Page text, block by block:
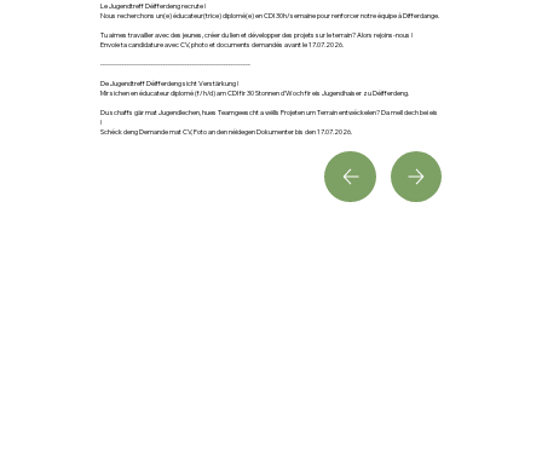
Le Jugendtreff Déifferdeng recrute !
Nous recherchons un(e) éducateur(trice) diplomé(e) en CDI 30h/semaine pour renforcer notre équipe à Differdange.
Tu aimes travailler avec des jeunes, créer du lien et développer des projets sur le terrain? Alors rejoins-nous !
Envoie ta candidature avec CV, photo et documents demandés avant le 17.07.2026.
--------------------------------------------------------------
De Jugendtreff Déifferdeng sicht Verstärkung !
Mir sichen en éducateur diplomé (f/h/d) am CDI fir 30 Stonnen d'Woch fir eis Jugendhaiser zu Déifferdeng.
Du schaffs gär mat Jugendlechen, hues Teamgeescht a wëlls Projeten um Terrain entwéckelen? Da mell dech bei eis
!
Schéck deng Demande mat CV, Foto an den néidegen Dokumenter bis den 17.07.2026.